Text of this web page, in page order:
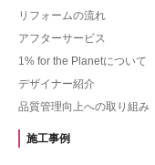
リフォームの流れ
アフターサービス
1% for the Planetについて
デザイナー紹介
品質管理向上への取り組み
施工事例